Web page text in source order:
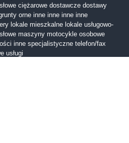
ciężarowe dostawcze dostawy
orne inne inne inne inne
lokale mieszkalne lokale usługowo-
maszyny motocykle osobowe
inne specjalistyczne telefon/fax
usługi